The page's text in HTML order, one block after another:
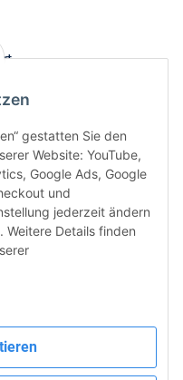
gestatten Sie den
Website: YouTube,
Google Ads, Google
und
jederzeit ändern
Details finden
Deutschlands
bei Bestellungen